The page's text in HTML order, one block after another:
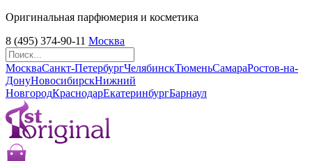
Оригинальная парфюмерия и косметика
8 (495) 374-90-11 Москва
МоскваСанкт-ПетербургЧелябинскТюменьСамараРостов-на-
ДонуНовосибирскНижний
НовгородКраснодарЕкатеринбургБарнаул